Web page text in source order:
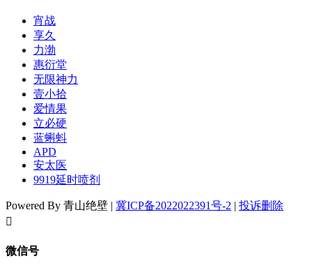
宵战
享久
力渤
惠衍堂
无限神力
壹小拾
爱情果
立必硬
蓝蝌蚪
APD
安太医
9919延时喷剂
Powered By 青山绝壁 | 冀ICP备2022022391号-2 | 投诉删除
󦘖
微信号